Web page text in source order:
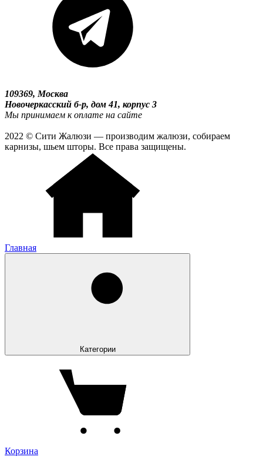
109369, Москва
Новочеркасский б-р, дом 41, корпус 3
Мы принимаем к оплате на сайте
2022 © Сити Жалюзи — производим жалюзи, собираем
карнизы, шьем шторы. Все права защищены.
Главная
Категории
Корзина